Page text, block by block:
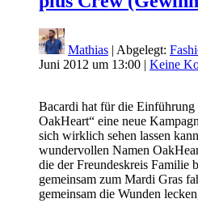
Mathias | Abgelegt:
Juni 2012 um 13:00 | Keine
Bacardi hat für die
OakHeart“ eine neue
sich wirklich sehen lassen
wundervollen Namen
die der Freundeskreis Familie
gemeinsam zum Mardi Gras
gemeinsam die Wunden